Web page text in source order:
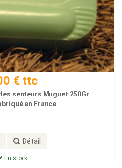
€ ttc
senteurs Muguet 250Gr
en France
Détail
En stock